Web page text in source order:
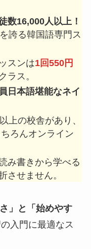
数16,000人以上！
誇る韓国語専門ス
スンは1回550円
ラス。
日本語堪能なネイ
上の校舎があり、
ろんオンライン
み書きから学べる
させません。
さ」と「始めやす
入門に最適なス